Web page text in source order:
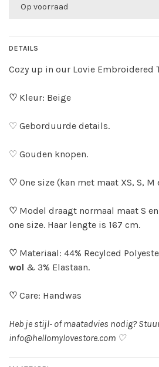
Op voorraad
DETAILS
Cozy up in our Lovie Embroidered
♡ Kleur: Beige
♡ Geborduurde details.
♡ Gouden knopen.
♡ One size (kan met maat XS, S,
♡ Model draagt normaal maat S
one size. Haar lengte is 167 cm.
♡ Materiaal: 44% Recylced
wol & 3% Elastaan.
♡ Care: Handwas
Heb je stijl- of maatadvies nodig?
info@hellomylovestore.com ♡